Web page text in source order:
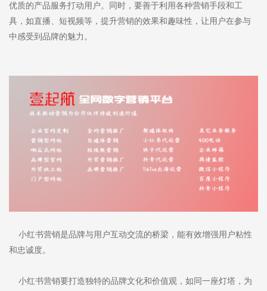
优质的产品服务打动用户。同时，要善于利用各种营销手段和工
具，如直播、短视频等，提升营销的效果和趣味性，让用户在参与
中感受到品牌的魅力。
小红书营销是品牌与用户互动交流的桥梁，能有效增强用户粘性
和忠诚度。
小红书营销要打造独特的品牌文化和价值观，如同一座灯塔，为